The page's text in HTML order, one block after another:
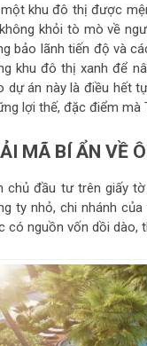
khu đô thị được
khỏi tò mò về
bảo lãnh tiến độ và
khu đô thị xanh để
dự án này là điều hết
lợi thế, đặc điểm mà
MÃ BÍ ẨN VỀ
chủ đầu tư trên giấy
ty nhỏ, chi nhánh
có nguồn vốn dồi dào,